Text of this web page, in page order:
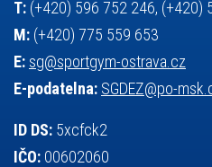
T: (+420) 596 752 246, (+420)
M: (+420) 775 559 653
E: sg@sportgym-ostrava.cz
E-podatelna: SGDEZ@po-
ID DS: 5xcfck2
IČO: 00602060